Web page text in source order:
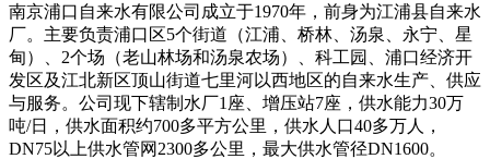
南京浦口自来水有限公司成立于1970年，前身为江浦县自来水
厂。主要负责浦口区5个街道（江浦、桥林、汤泉、永宁、星
甸）、2个场（老山林场和汤泉农场）、科工园、浦口经济开
发区及江北新区顶山街道七里河以西地区的自来水生产、供应
与服务。公司现下辖制水厂1座、增压站7座，供水能力30万
吨/日，供水面积约700多平方公里，供水人口40多万人，
DN75以上供水管网2300多公里，最大供水管径DN1600。